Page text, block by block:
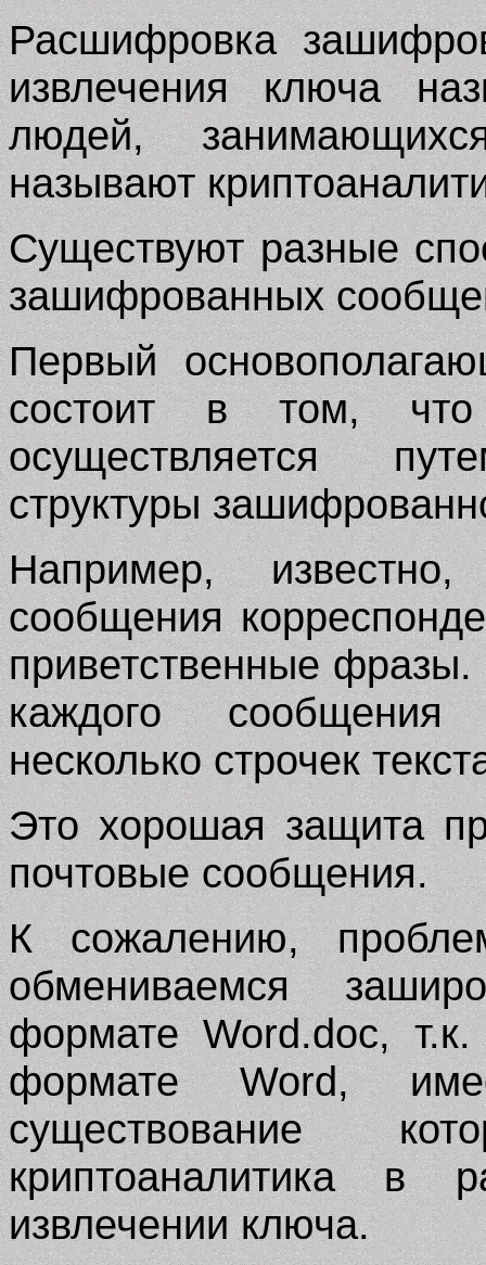
Расшифровка
извлечения ключа
людей,
называют
Существуют разные
зашифрованных
Первый
состоит в том, что
осуществляется
структуры
Например,
сообщения
приветственные фразы.
каждого сообщения
несколько строчек
Это хорошая защита
почтовые сообщения.
К сожалению,
обмениваемся
формате Word.doc,
формате Word,
существование
криптоаналитика в
извлечении ключа.